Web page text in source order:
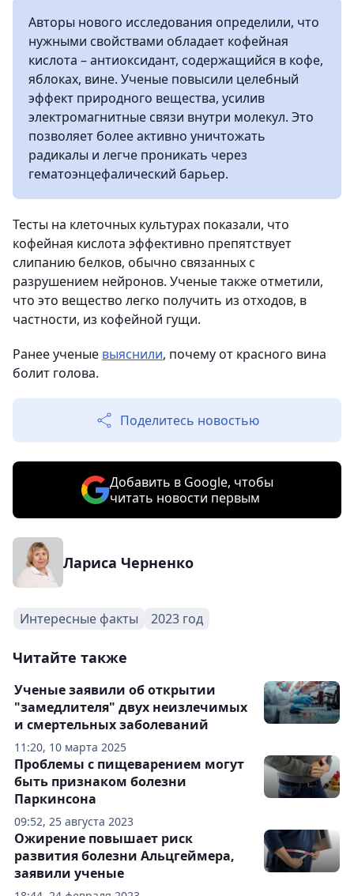
Авторы нового исследования определили, что
нужными свойствами обладает кофейная
кислота – антиоксидант, содержащийся в кофе,
яблоках, вине. Ученые повысили целебный
эффект природного вещества, усилив
электромагнитные связи внутри молекул. Это
позволяет более активно уничтожать
радикалы и легче проникать через
гематоэнцефалический барьер.
Тесты на клеточных культурах показали, что
кофейная кислота эффективно препятствует
слипанию белков, обычно связанных с
разрушением нейронов. Ученые также отметили,
что это вещество легко получить из отходов, в
частности, из кофейной гущи.
Ранее ученые выяснили, почему от красного вина
болит голова.
Поделитесь новостью
Добавить в Google, чтобы
читать новости первым
Лариса Черненко
Интересные факты 2023 год
Читайте также
11:20, 10 марта 2025
Ученые заявили об открытии
"замедлителя" двух неизлечимых
и смертельных заболеваний
09:52, 25 августа 2023
Проблемы с пищеварением могут
быть признаком болезни
Паркинсона
Ожирение повышает риск
развития болезни Альцгеймера,
заявили ученые